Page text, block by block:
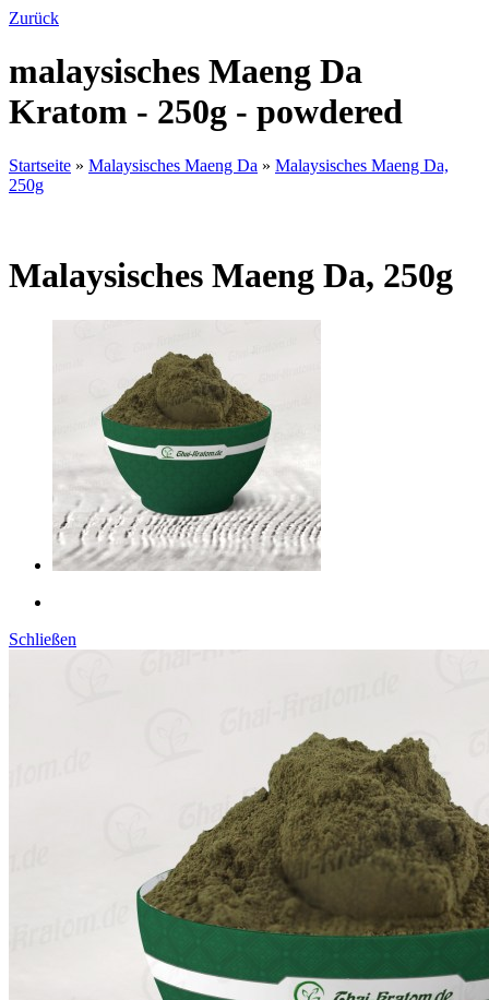
Zurück
malaysisches Maeng Da
Kratom - 250g - powdered
Startseite » Malaysisches Maeng Da » Malaysisches Maeng Da,
250g
Malaysisches Maeng Da, 250g
Schließen